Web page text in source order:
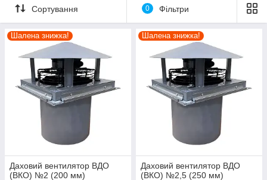
Сортування 0 Фільтри
Шалена знижка!
Даховий вентилятор ВДО
(ВКО) №2 (200 мм)
Шалена знижка!
Даховий вентилятор ВДО
(ВКО) №2,5 (250 мм)